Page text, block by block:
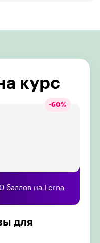
курс
-60%
баллов на Lerna
для